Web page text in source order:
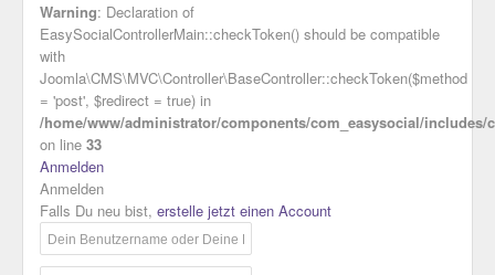
Warning: Declaration of
EasySocialControllerMain::checkToken() should be compatible
with
Joomla\CMS\MVC\Controller\BaseController::checkToken($method
= 'post', $redirect = true) in
/home/www/administrator/components/com_easysocial/includes/
on line 33
Anmelden
Anmelden
Falls Du neu bist, erstelle jetzt einen Account